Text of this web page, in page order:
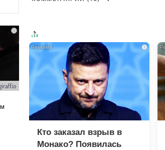
i
Кто заказал взрыв в
Монако? Появилась